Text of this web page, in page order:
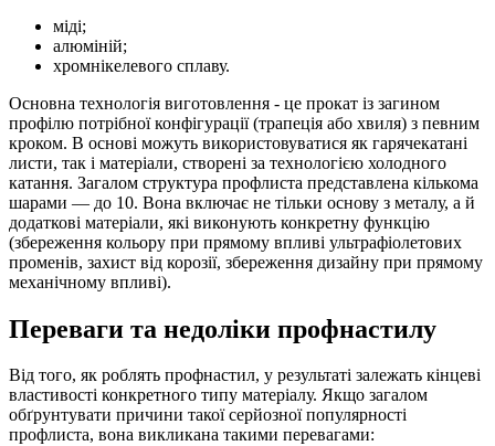
міді;
алюміній;
хромнікелевого сплаву.
Основна технологія виготовлення - це прокат із загином
профілю потрібної конфігурації (трапеція або хвиля) з певним
кроком. В основі можуть використовуватися як гарячекатані
листи, так і матеріали, створені за технологією холодного
катання. Загалом структура профлиста представлена кількома
шарами — до 10. Вона включає не тільки основу з металу, а й
додаткові матеріали, які виконують конкретну функцію
(збереження кольору при прямому впливі ультрафіолетових
променів, захист від корозії, збереження дизайну при прямому
механічному впливі).
Переваги та недоліки профнастилу
Від того, як роблять профнастил, у результаті залежать кінцеві
властивості конкретного типу матеріалу. Якщо загалом
обґрунтувати причини такої серйозної популярності
профлиста, вона викликана такими перевагами: